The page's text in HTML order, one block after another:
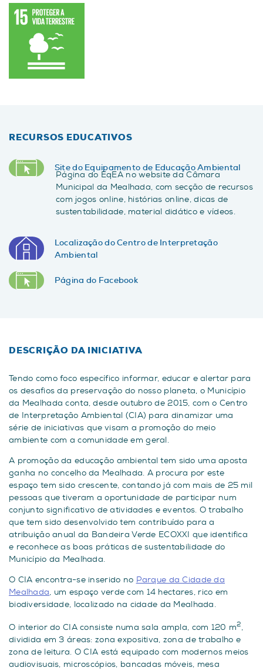
RECURSOS EDUCATIVOS
Site do Equipamento de Educação Ambiental
Página do EqEA no website da Câmara
Municipal da Mealhada, com secção de recursos
com jogos online, histórias online, dicas de
sustentabilidade, material didático e vídeos.
Localização do Centro de Interpretação
Ambiental
Página do Facebook
DESCRIÇÃO DA INICIATIVA
Tendo como foco específico informar, educar e alertar para
os desafios da preservação do nosso planeta, o Município
da Mealhada conta, desde outubro de 2015, com o Centro
de Interpretação Ambiental (CIA) para dinamizar uma
série de iniciativas que visam a promoção do meio
ambiente com a comunidade em geral.
A promoção da educação ambiental tem sido uma aposta
ganha no concelho da Mealhada. A procura por este
espaço tem sido crescente, contando já com mais de 25 mil
pessoas que tiveram a oportunidade de participar num
conjunto significativo de atividades e eventos. O trabalho
que tem sido desenvolvido tem contribuído para a
atribuição anual da Bandeira Verde ECOXXI que identifica
e reconhece as boas práticas de sustentabilidade do
Município da Mealhada.
O CIA encontra-se inserido no Parque da Cidade da
Mealhada, um espaço verde com 14 hectares, rico em
biodiversidade, localizado na cidade da Mealhada.
O interior do CIA consiste numa sala ampla, com 120 m2,
dividida em 3 áreas: zona expositiva, zona de trabalho e
zona de leitura. O CIA está equipado com modernos meios
audiovisuais, microscópios, bancadas móveis, mesa